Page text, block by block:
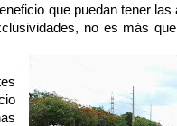
que puedan tener
no es más